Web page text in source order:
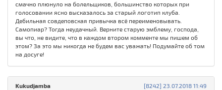
смачно плюнуло на болельщиков, большинство которых при
голосовании ясно высказалось за старый логотип клуба.
Дебильная совдеповская привычка всё переименовывать.
Самопиар? Тогда неудачный. Верните старую эмблему, господа,
вы что, не видите, что в каждом втором комменте мы пишем об
этом? За это мы никогда не будем вас уважать! Подумайте об том
на досуге!
[8242] 23.07.2018 11:49
Kukudjamba